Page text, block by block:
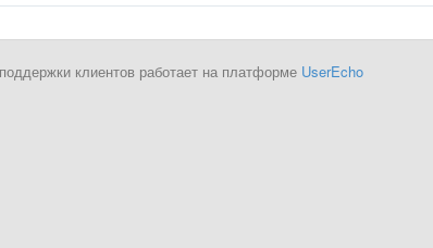
клиентов работает на платформе UserEcho